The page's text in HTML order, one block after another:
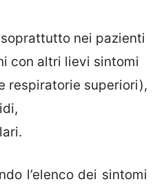
nei pazienti
con altri lievi sintomi
respiratorie superiori),
l’elenco dei sintomi